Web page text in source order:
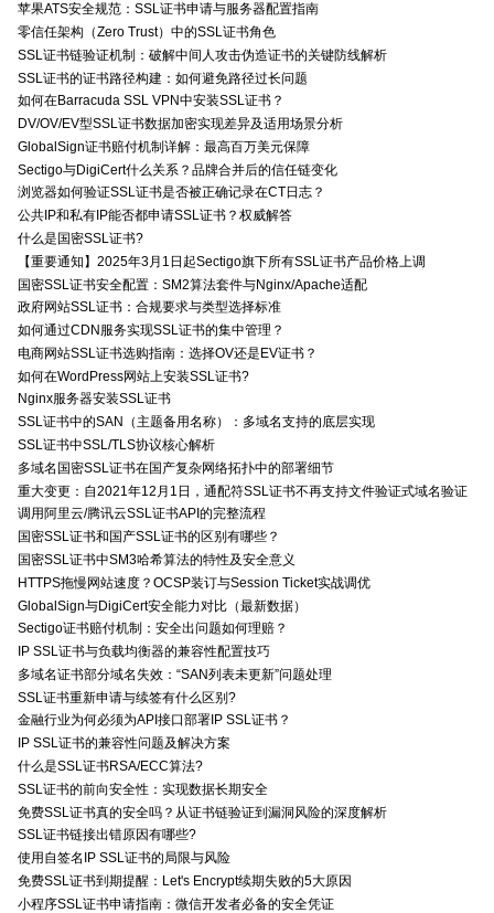
苹果ATS安全规范：SSL证书申请与服务器配置指南
零信任架构（Zero Trust）中的SSL证书角色
SSL证书链验证机制：破解中间人攻击伪造证书的关键防线解析
SSL证书的证书路径构建：如何避免路径过长问题
如何在Barracuda SSL VPN中安装SSL证书？
DV/OV/EV型SSL证书数据加密实现差异及适用场景分析
GlobalSign证书赔付机制详解：最高百万美元保障
Sectigo与DigiCert什么关系？品牌合并后的信任链变化
浏览器如何验证SSL证书是否被正确记录在CT日志？
公共IP和私有IP能否都申请SSL证书？权威解答
什么是国密SSL证书?
【重要通知】2025年3月1日起Sectigo旗下所有SSL证书产品价格上调
国密SSL证书安全配置：SM2算法套件与Nginx/Apache适配
政府网站SSL证书：合规要求与类型选择标准
如何通过CDN服务实现SSL证书的集中管理？
电商网站SSL证书选购指南：选择OV还是EV证书？
如何在WordPress网站上安装SSL证书?
Nginx服务器安装SSL证书
SSL证书中的SAN（主题备用名称）：多域名支持的底层实现
SSL证书中SSL/TLS协议核心解析
多域名国密SSL证书在国产复杂网络拓扑中的部署细节
重大变更：自2021年12月1日，通配符SSL证书不再支持文件验证式域名验证
调用阿里云/腾讯云SSL证书API的完整流程
国密SSL证书和国产SSL证书的区别有哪些？
国密SSL证书中SM3哈希算法的特性及安全意义
HTTPS拖慢网站速度？OCSP装订与Session Ticket实战调优
GlobalSign与DigiCert安全能力对比（最新数据）
Sectigo证书赔付机制：安全出问题如何理赔？
IP SSL证书与负载均衡器的兼容性配置技巧
多域名证书部分域名失效：“SAN列表未更新”问题处理
SSL证书重新申请与续签有什么区别?
金融行业为何必须为API接口部署IP SSL证书？
IP SSL证书的兼容性问题及解决方案
什么是SSL证书RSA/ECC算法?
SSL证书的前向安全性：实现数据长期安全
免费SSL证书真的安全吗？从证书链验证到漏洞风险的深度解析
SSL证书链接出错原因有哪些?
使用自签名IP SSL证书的局限与风险
免费SSL证书到期提醒：Let's Encrypt续期失败的5大原因
小程序SSL证书申请指南：微信开发者必备的安全凭证